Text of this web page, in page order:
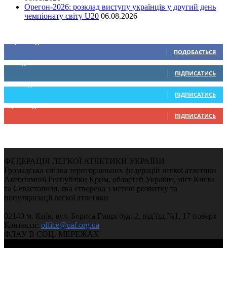
Орегон-2026: розклад виступу українців у другий день
чемпіонату світу U20 06.08.2026
ПОДОБАЄТЬСЯ
0 Підписників
ПІДПИСАТИСЬ
234 Підписників
ПІДПИСАТИСЬ
9,370 Підписників
ПІДПИСАТИСЬ
ФЕДЕРАЦІЯ ЛЕГКОЇ АТЛЕТИКИ УКРАЇНИ
Громадська спілка територіальних федерацій легкої атлетики
Автономної Республіки Крим, областей України, міст Києва
та Севастополя, яка створена з метою розвитку та
популяризації легкої атлетики
02140 м. Київ, вул. Бориса Гмирі буд. 2, під’їзд №1, 17 поверх
Контакти: office@uaf.org.ua
ФЛАУ В СОЦ. МЕРЕЖАХ